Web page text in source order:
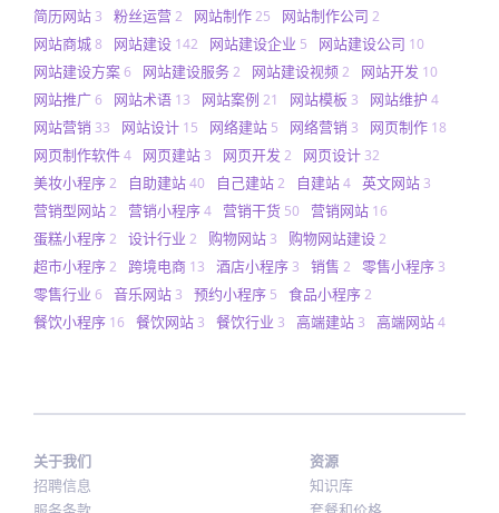
简历网站 3 粉丝运营2 网站制作25 网站制作公司 2
网站商城8 网站建设 142 网站建设企业 5 网站建设公司 10
网站建设方案6 网站建设服务2 网站建设视频2 网站开发 10
网站推广6 网站术语 13 网站案例 21 网站模板 3 网站维护 4
网站营销 33 网站设计 15 网络建站 5 网络营销 3 网页制作 18
网页制作软件4 网页建站 3 网页开发 2 网页设计 32
美妆小程序2 自助建站40 自己建站2 自建站4 英文网站 3
营销型网站2 营销小程序4 营销干货 50 营销网站 16
蛋糕小程序2 设计行业 2 购物网站 3 购物网站建设2
超市小程序2 跨境电商 13 酒店小程序 3 销售 2 零售小程序 3
零售行业 6 音乐网站 3 预约小程序 5 食品小程序2
餐饮小程序 16 餐饮网站 3 餐饮行业 3 高端建站 3 高端网站4
关于我们
招聘信息
资源
知识库